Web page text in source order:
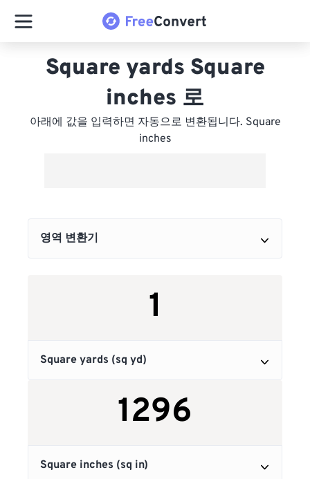
Square yards Square
inches 로
아래에 값을 입력하면 자동으로 변환됩니다. Square
inches